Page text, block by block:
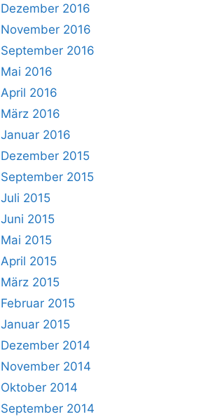
Dezember 2016
November 2016
September 2016
Mai 2016
April 2016
März 2016
Januar 2016
Dezember 2015
September 2015
Juli 2015
Juni 2015
Mai 2015
April 2015
März 2015
Februar 2015
Januar 2015
Dezember 2014
November 2014
Oktober 2014
September 2014